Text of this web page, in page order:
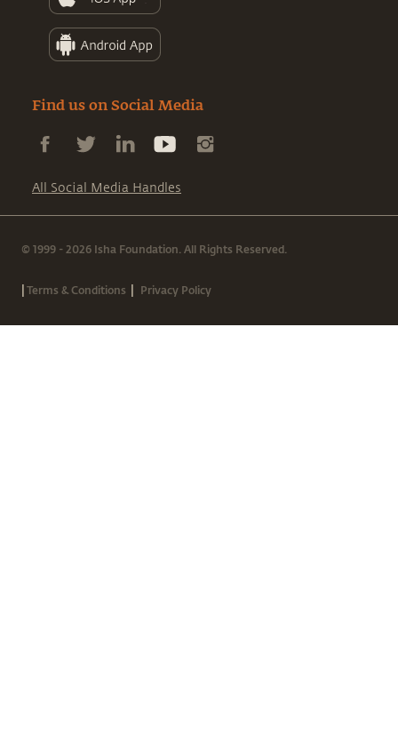
Find us on Social Media
All Social Media Handles
© 1999 - 2026 Isha Foundation. All Rights Reserved.
|Terms & Conditions | Privacy Policy